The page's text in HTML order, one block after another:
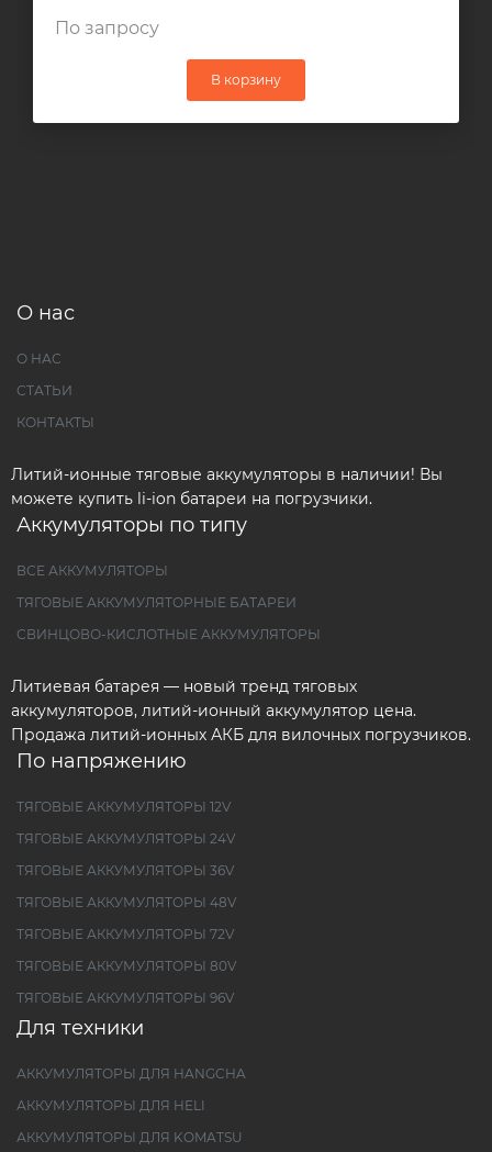
По запросу
В корзину
О нас
О НАС
СТАТЬИ
КОНТАКТЫ
Литий-ионные тяговые аккумуляторы в наличии! Вы
можете купить li-ion батареи на погрузчики.
Аккумуляторы по типу
ВСЕ АККУМУЛЯТОРЫ
ТЯГОВЫЕ АККУМУЛЯТОРНЫЕ БАТАРЕИ
СВИНЦОВО-КИСЛОТНЫЕ АККУМУЛЯТОРЫ
Литиевая батарея — новый тренд тяговых
аккумуляторов, литий-ионный аккумулятор цена.
Продажа литий-ионных АКБ для вилочных погрузчиков.
По напряжению
ТЯГОВЫЕ АККУМУЛЯТОРЫ 12V
ТЯГОВЫЕ АККУМУЛЯТОРЫ 24V
ТЯГОВЫЕ АККУМУЛЯТОРЫ 36V
ТЯГОВЫЕ АККУМУЛЯТОРЫ 48V
ТЯГОВЫЕ АККУМУЛЯТОРЫ 72V
ТЯГОВЫЕ АККУМУЛЯТОРЫ 80V
ТЯГОВЫЕ АККУМУЛЯТОРЫ 96V
Для техники
АККУМУЛЯТОРЫ ДЛЯ HANGCHA
АККУМУЛЯТОРЫ ДЛЯ HELI
АККУМУЛЯТОРЫ ДЛЯ KOMATSU